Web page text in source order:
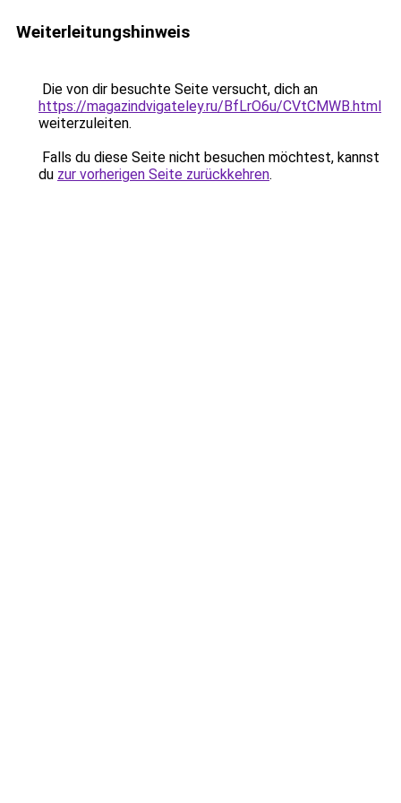
Weiterleitungshinweis
Die von dir besuchte Seite versucht, dich an
https://magazindvigateley.ru/BfLrO6u/CVtCMWB.html
weiterzuleiten.
Falls du diese Seite nicht besuchen möchtest, kannst
du zur vorherigen Seite zurückkehren.